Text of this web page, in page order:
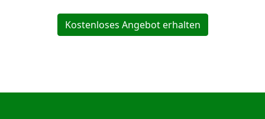
Kostenloses Angebot erhalten